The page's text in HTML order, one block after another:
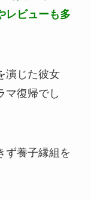
レビューも多
演じた彼女
マ復帰でし
ず養子縁組を